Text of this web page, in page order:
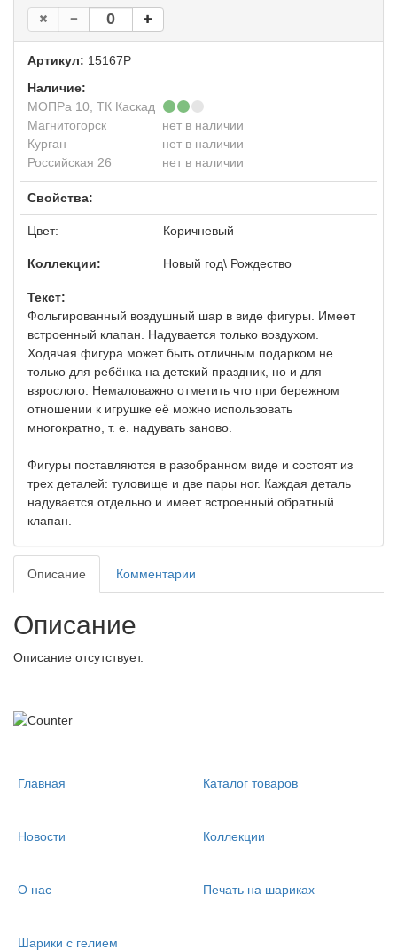
Артикул: 15167P
Наличие:
МОПРа 10, ТК Каскад
Магнитогорск
нет в наличии
Курган
нет в наличии
Российская 26
нет в наличии
Свойства:
Цвет: Коричневый
Коллекции: Новый год\ Рождество
Текст:
Фольгированный воздушный шар в виде фигуры. Имеет
встроенный клапан. Надувается только воздухом.
Ходячая фигура может быть отличным подарком не
только для ребёнка на детский праздник, но и для
взрослого. Немаловажно отметить что при бережном
отношении к игрушке её можно использовать
многократно, т. е. надувать заново.
Фигуры поставляются в разобранном виде и состоят из
трех деталей: туловище и две пары ног. Каждая деталь
надувается отдельно и имеет встроенный обратный
клапан.
Описание Комментарии
Описание
Описание отсутствует.
Главная Каталог товаров
Новости Коллекции
О нас Печать на шариках
Шарики с гелием